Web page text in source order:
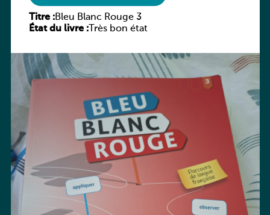
Titre :Bleu Blanc Rouge 3
État du livre :Très bon état